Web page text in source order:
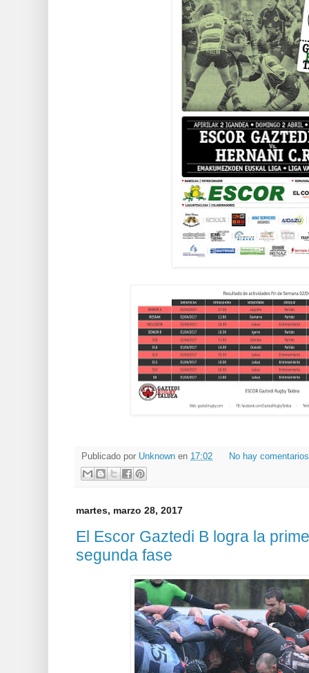
Publicado por Unknown en 17:02 No hay
martes, marzo 28, 2017
El Escor Gaztedi B logra la
segunda fase